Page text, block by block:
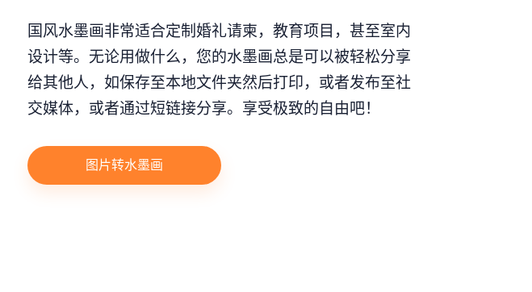
国风水墨画非常适合定制婚礼请柬，教育项目，甚至室内
设计等。无论用做什么，您的水墨画总是可以被轻松分享
给其他人，如保存至本地文件夹然后打印，或者发布至社
交媒体，或者通过短链接分享。享受极致的自由吧！
图片转水墨画